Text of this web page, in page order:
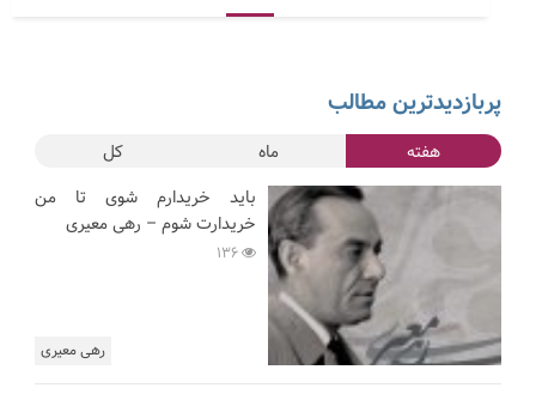
پربازدیدترین مطالب
هفته ماه کل
رهی معیری
باید خریدارم شوی تا من
خریدارت شوم – رهی معیری